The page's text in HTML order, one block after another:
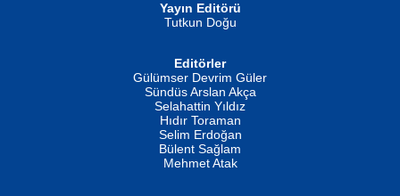
İSMAİL OKUTAN
Erkeklerin Kahrolması Ne Demektir
Evvel Zaman Tanrıçası...
Yayın Editörü
Tutkun Doğu
Editörler
Gülümser Devrim Güler
Sündüs Arslan Akça
Selahattin Yıldız
Hıdır Toraman
Selim Erdoğan
Bülent Sağlam
Mehmet Atak